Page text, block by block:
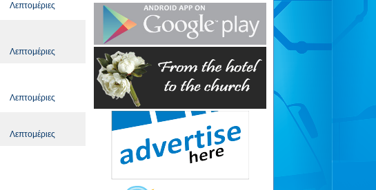
Λεπτομέριες
Λεπτομέριες
Λεπτομέριες
Λεπτομέριες